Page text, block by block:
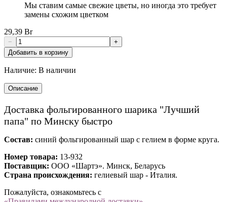
Мы ставим самые свежие цветы, но иногда это требует
замены схожим цветком
29,39 Br
−
+
Добавить в корзину
Наличие: В наличии
Описание
Доставка фольгированного шарика "Лучший
папа" по Минску быстро
Состав: синий фольгированный шар с гелием в форме круга.
Номер товара: 13-932
Поставщик: ООО «Шартэ». Минск, Беларусь
Страна происхождения: гелиевый шар - Италия.
Пожалуйста, ознакомьтесь с